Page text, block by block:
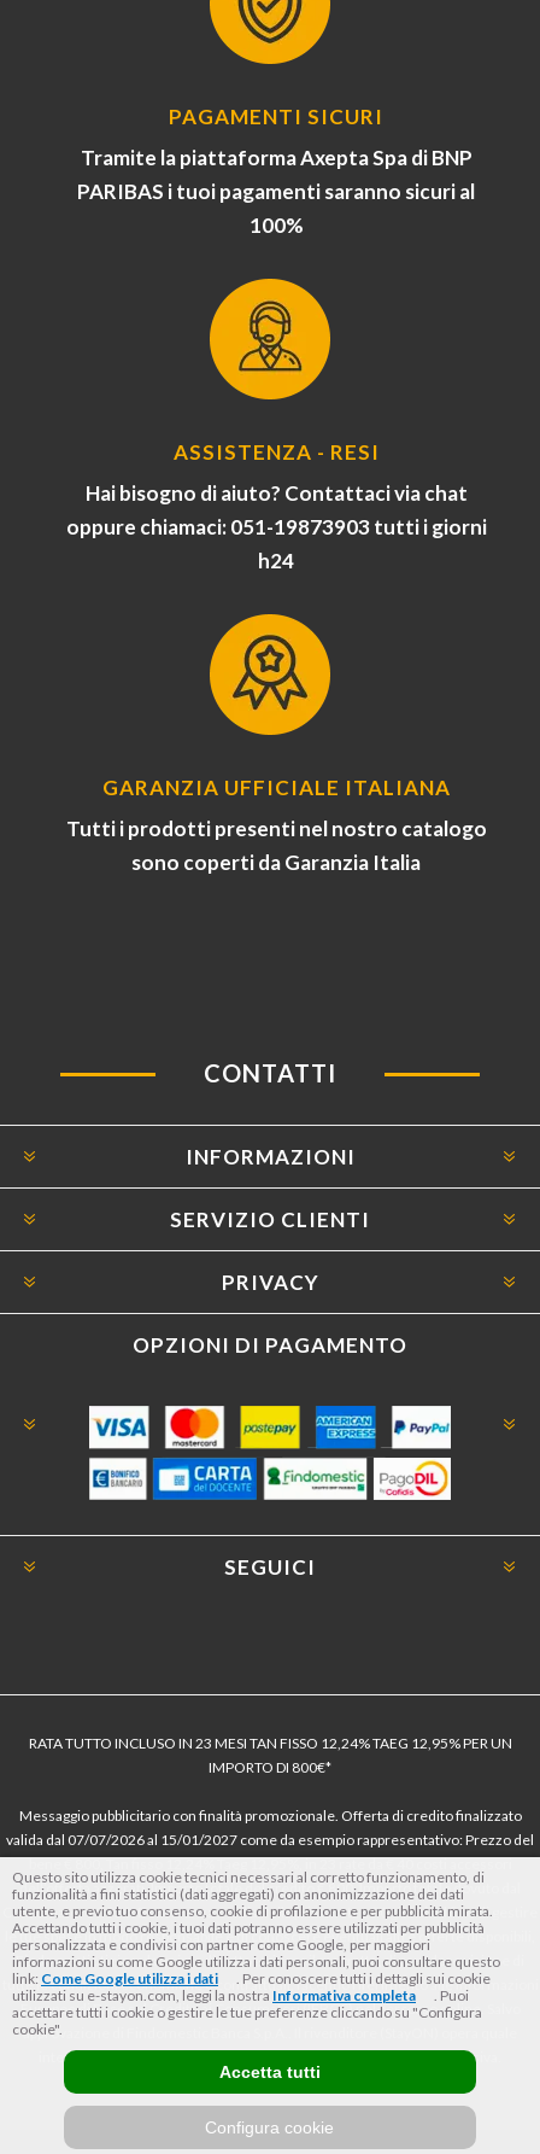
PAGAMENTI SICURI
Tramite la piattaforma Axepta Spa di BNP
PARIBAS i tuoi pagamenti saranno sicuri al
100%
ASSISTENZA - RESI
Hai bisogno di aiuto? Contattaci via chat
oppure chiamaci: 051-19873903 tutti i giorni
h24
GARANZIA UFFICIALE ITALIANA
Tutti i prodotti presenti nel nostro catalogo
sono coperti da Garanzia Italia
CONTATTI
INFORMAZIONI
SERVIZIO CLIENTI
PRIVACY
OPZIONI DI PAGAMENTO
SEGUICI
RATA TUTTO INCLUSO IN 23 MESI TAN FISSO 12,24% TAEG 12,95% PER UN
IMPORTO DI 800€*
Messaggio pubblicitario con finalità promozionale. Offerta di credito finalizzato
valida dal 07/07/2026 al 15/01/2027 come da esempio rappresentativo: Prezzo del
dell’offerta azzerati. Importo totale del credito € 800. Importo totale dovuto dal
Consumatore € 920. Decorrenza media della prima rata a 90 giorni. Al fine di gestire
le tue spese in modo responsabile e di conoscere eventuali altre offerte disponibili,
Findomestic ti ricorda, prima di sottoscrivere il contratto, di prendere visione di
tutte le condizioni economiche e contrattuali, facendo riferimento alle Informazioni
Europee di Base sul Credito ai Consumatori (IEBCC) nel percorso online. Salvo
approvazione di Findomestic Banca S.p.A.. Il rivenditore (StayON) opera quale
intermediario del credito per Findomestic Banca S.p.A., non in esclusiva.
Questo sito utilizza cookie tecnici necessari al corretto funzionamento, di
funzionalità a fini statistici (dati aggregati) con anonimizzazione dei dati
utente, e previo tuo consenso, cookie di profilazione e per pubblicità mirata.
Accettando tutti i cookie, i tuoi dati potranno essere utilizzati per pubblicità
personalizzata e condivisi con partner come Google, per maggiori
informazioni su come Google utilizza i dati personali, puoi consultare questo
link: Come Google utilizza i dati
. Per conoscere tutti i dettagli sui cookie
utilizzati su e-stayon.com, leggi la nostra Informativa completa
. Puoi
accettare tutti i cookie o gestire le tue preferenze cliccando su "Configura
cookie".
Configura cookie
Accetta tutti